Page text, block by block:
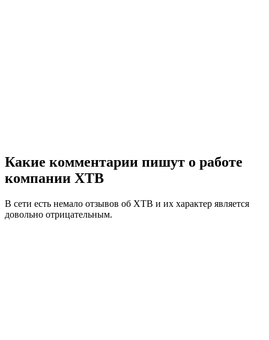
Какие комментарии пишут о работе
компании XTB
В сети есть немало отзывов об XTB и их характер является
довольно отрицательным.